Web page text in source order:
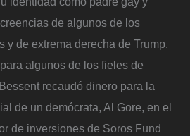
de algunos de los
y de extrema derecha de Trump.
algunos de los fieles de
recaudó dinero para la
de un demócrata, Al Gore, en el
de inversiones de Soros Fund